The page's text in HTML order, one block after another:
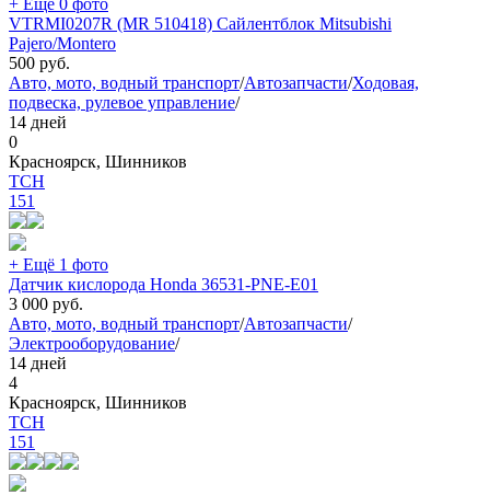
+ Ещё 0 фото
VTRMI0207R (MR 510418) Сайлентблок Mitsubishi
Pajero/Montero
500 руб.
Авто, мото, водный транспорт/Автозапчасти/Ходовая,
подвеска, рулевое управление/
14 дней
0
Красноярск, Шинников
TCH
151
+ Ещё 1 фото
Датчик кислорода Honda 36531-PNE-E01
3 000 руб.
Авто, мото, водный транспорт/Автозапчасти/
Электрооборудование/
14 дней
4
Красноярск, Шинников
TCH
151